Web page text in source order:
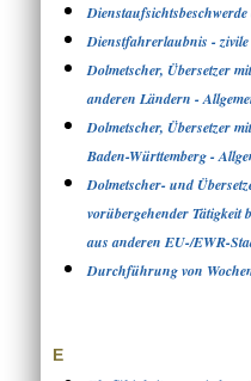
Dienstaufsichtsbeschwerde
Dienstfahrerlaubnis -
Dolmetscher, Übersetzer
anderen Ländern -
Dolmetscher, Übersetzer
Baden-Württemberg -
Dolmetscher- und
vorübergehender Tätigkeit
aus anderen EU-/EWR-
Durchführung von
E